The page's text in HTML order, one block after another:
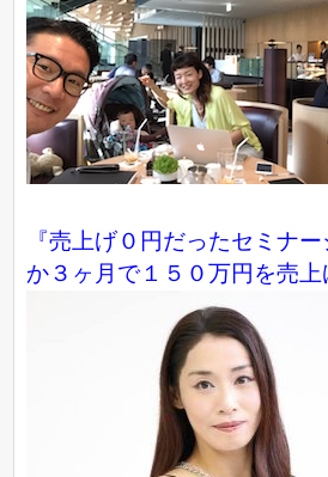
『売上げ０円だったセミナ
か３ヶ月で１５０万円を売上